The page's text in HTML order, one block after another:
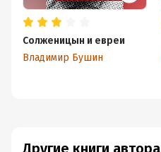
Другие книги автора
Солженицын и евреи
Владимир Бушин